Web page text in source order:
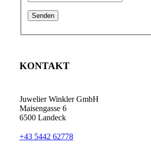
KONTAKT
Juwelier Winkler GmbH
Maisengasse 6
6500 Landeck
+43 5442 62778